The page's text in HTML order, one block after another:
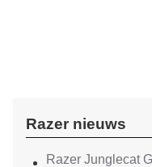
Razer nieuws
Razer Junglecat